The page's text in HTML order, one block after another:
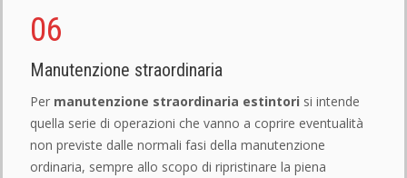
06
Manutenzione straordinaria
Per manutenzione straordinaria estintori si intende
quella serie di operazioni che vanno a coprire eventualità
non previste dalle normali fasi della manutenzione
ordinaria, sempre allo scopo di ripristinare la piena